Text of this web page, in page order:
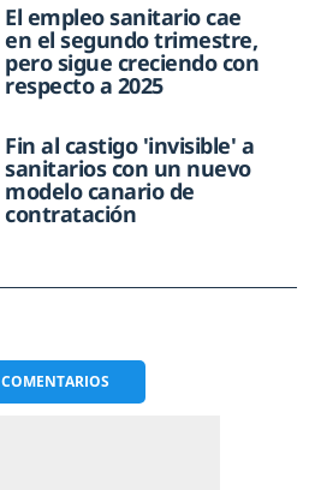
El empleo sanitario cae
en el segundo trimestre,
pero sigue creciendo con
respecto a 2025
Fin al castigo 'invisible' a
sanitarios con un nuevo
modelo canario de
contratación
COMENTARIOS